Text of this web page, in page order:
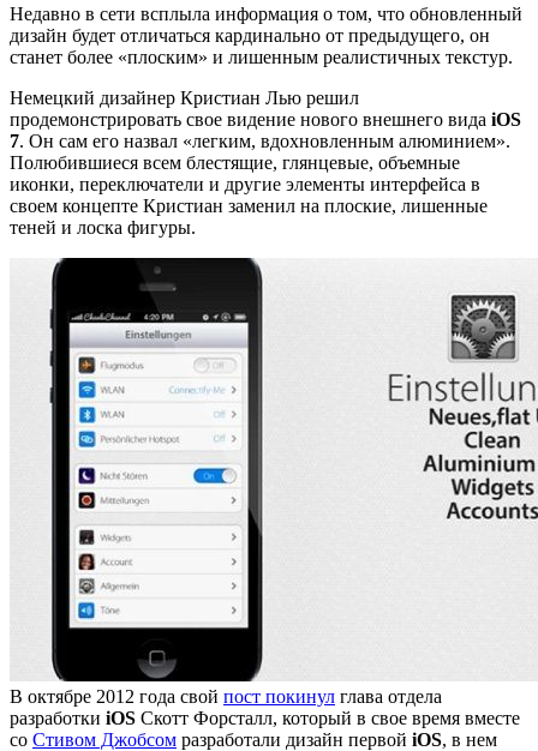
Недавно в сети всплыла информация о том, что обновленный
дизайн будет отличаться кардинально от предыдущего, он
станет более «плоским» и лишенным реалистичных текстур.
Немецкий дизайнер Кристиан Лью решил
продемонстрировать свое видение нового внешнего вида iOS
7. Он сам его назвал «легким, вдохновленным алюминием».
Полюбившиеся всем блестящие, глянцевые, объемные
иконки, переключатели и другие элементы интерфейса в
своем концепте Кристиан заменил на плоские, лишенные
теней и лоска фигуры.
В октябре 2012 года свой пост покинул глава отдела
разработки iOS Скотт Форсталл, который в свое время вместе
со Стивом Джобсом разработали дизайн первой iOS, в нем